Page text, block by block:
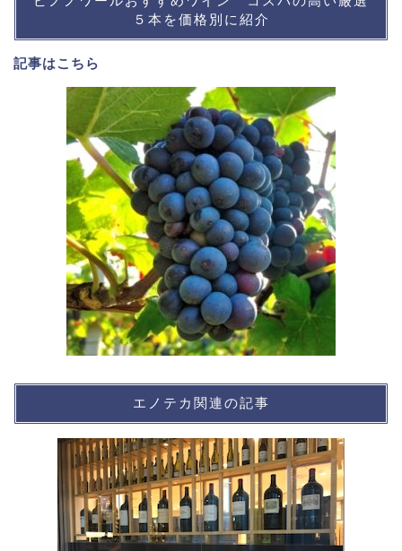
５本を価格別に紹介
記事はこちら
エノテカ関連の記事